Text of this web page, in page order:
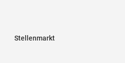
Stellenmarkt